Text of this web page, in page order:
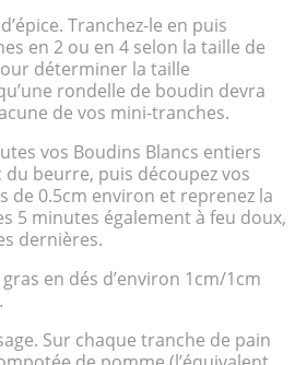
Tranchez-le en puis
en 2 ou en 4 selon la taille de
déterminer la taille
rondelle de boudin devra
de vos mini-tranches.
vos Boudins Blancs entiers
du beurre, puis découpez vos
de 0.5cm environ et reprenez la
5 minutes également à feu doux,
dernières.
en dés d’environ 1cm/1cm
Sur chaque tranche de pain